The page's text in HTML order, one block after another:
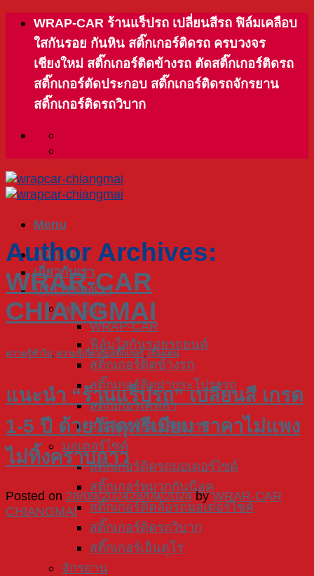
Skip
content
WRAP-CAR ร้านแร็ปรถ เปลี่ยนสีรถ ฟิล์มเคลือบ
ใสกันรอย กันหิน สติ๊กเกอร์ติดรถ ครบวงจร
เชียงใหม่ สติ๊กเกอร์ติดข้างรถ ตัดสติ๊กเกอร์ติดรถ
สติ๊กเกอร์ตัดประกอบ สติ๊กเกอร์ติดรถจักรยาน
สติ๊กเกอร์ติดรถวิบาก
Menu
หน้าแรก
เกี่ยวกับเรา
บริการของเรา
พรีเมียม
WRAP-CAR
ฟิล์มใสกันรอยรถยนต์
สติ๊กเกอร์ติดข้างรถ
สติ๊กเกอร์ติดฝากระโปรงรถ
สติ๊กเกอร์เคฟล่า
สติ๊กเกอร์ติดหลังคารถ
มอเตอร์ไซค์
สติ๊กเกอร์ติดรถมอเตอร์ไซค์
สติ๊กเกอร์หมวกกันน็อค
สติ๊กเกอร์ติดล้อรถมอเตอร์ไซค์
สติ๊กเกอร์ติดรถวิบาก
สติ๊กเกอร์เอ็นดูโร่
จักรยาน
Author Archives:
WRAR-CAR
CHIANGMAI
ความรู้ทั่วไป, ความรู้เกี่ยวกับสติ๊กเกอร์,เรื่องเด่น
แนะนำ “ร้านแร็ปรถ” เปลี่ยนสี เกรด
1-5 ปี ด้วยวัสดุพรีเมียม ราคาไม่แพง
ไม่ทิ้งคราบกาว
Posted on 28/09/202428/09/2024 byWRAR-CAR
CHIANGMAI